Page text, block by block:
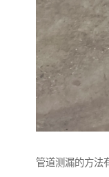
管道测漏的方法